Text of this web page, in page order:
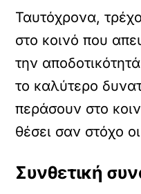
Ταυτόχρονα,
στο κοινό που
την
το καλύτερο
περάσουν στο
θέσει σαν στόχο
Συνθετική